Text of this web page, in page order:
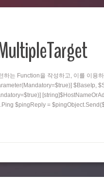
는 Function을 작성하고, 이를 이용
$BaseIp,
$pingReply =